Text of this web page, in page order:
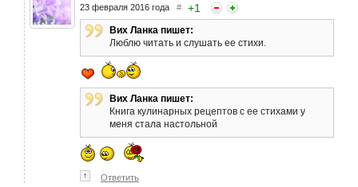
23 февраля 2016 года # +1
Вих Ланка пишет:
Люблю читать и слушать ее стихи.
Вих Ланка пишет:
Книга кулинарных рецептов с ее стихами у
меня стала настольной
↑ Ответить